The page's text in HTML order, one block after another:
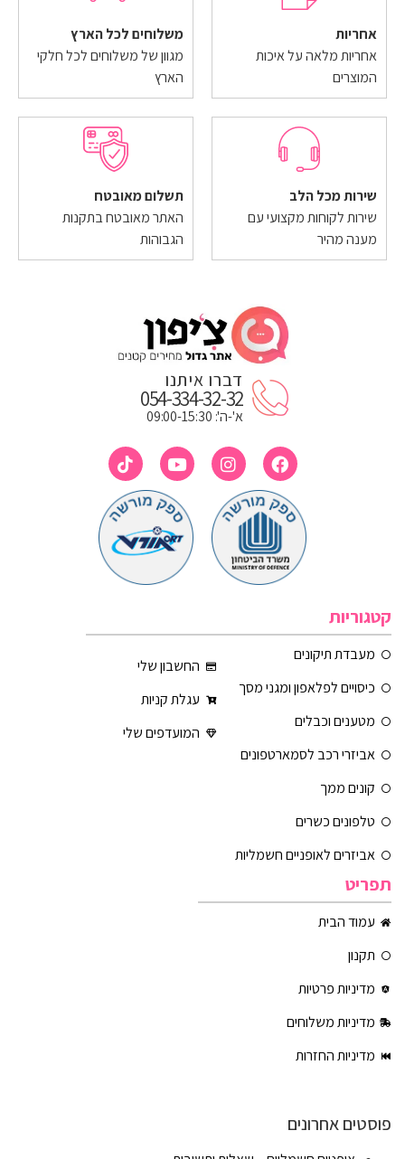
אחריות
אחריות מלאה על איכות
המוצרים
משלוחים לכל הארץ
מגוון של משלוחים לכל חלקי
הארץ
שירות מכל הלב
שירות לקוחות מקצועי עם
מענה מהיר
תשלום מאובטח
האתר מאובטח בתקנות
הגבוהות
דברו איתנו
054-334-32-32
א'-ה': 09:00-15:30
קטגוריות
מעבדת תיקונים
כיסויים לפלאפון ומגני מסך
מטענים וכבלים
אביזרי רכב לסמארטפונים
קונים ממך
טלפונים כשרים
אביזרים לאופניים חשמליות
החשבון שלי
עגלת קניות
המועדפים שלי
תפריט
עמוד הבית
תקנון
מדיניות פרטיות
מדיניות משלוחים
מדיניות החזרות
פוסטים אחרונים